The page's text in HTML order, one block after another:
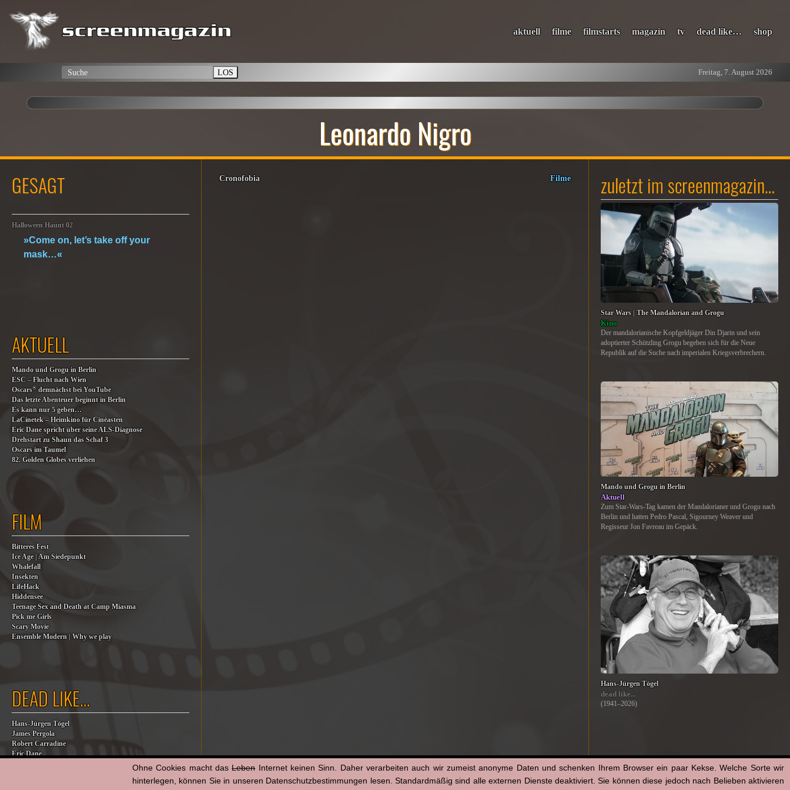
aktuell filme filmstarts magazin tv dead like… shop
LOS Freitag, 7. August 2026
Leonardo Nigro
Cronofobia Filme
GESAGT
Halloween Haunt 02
»Come on, let’s take off your
mask…«
AKTUELL
Mando und Grogu in Berlin
ESC – Flucht nach Wien
Oscars® demnächst bei YouTube
Das letzte Abenteuer beginnt in Berlin
Es kann nur 5 geben…
LaCinetek – Heimkino für Cinéasten
Eric Dane spricht über seine ALS-Diagnose
Drehstart zu Shaun das Schaf 3
Oscars im Taumel
82. Golden Globes verliehen
FILM
Bitteres Fest
Ice Age | Am Siedepunkt
Whalefall
Insekten
LifeHack
Hiddensee
Teenage Sex and Death at Camp Miasma
Pick me Girls
Scary Movie
Ensemble Modern | Why we play
DEAD LIKE…
Hans-Jürgen Tögel
James Pergola
Robert Carradine
Eric Dane
zuletzt im screenmagazin…
Star Wars | The Mandalorian and Grogu
Kino
Der mandalorianische Kopfgeldjäger Din Djarin und sein
adoptierter Schützling Grogu begeben sich für die Neue
Republik auf die Suche nach imperialen Kriegsverbrechern.
Mando und Grogu in Berlin
Aktuell
Zum Star-Wars-Tag kamen der Mandalorianer und Grogu nach
Berlin und hatten Pedro Pascal, Sigourney Weaver und
Regisseur Jon Favreau im Gepäck.
Hans-Jürgen Tögel
dead like...
(1941–2026)
Ohne Cookies macht dasLebenInternet keinen Sinn. Daher verarbeiten auch wir zumeist anonyme Daten und schenken Ihrem Browser ein paar Kekse. Welche Sorte wir
hinterlegen, können Sie in unseren Datenschutzbestimmungen lesen. Standardmäßig sind alle externen Dienste deaktiviert. Sie können diese jedoch nach Belieben aktivieren